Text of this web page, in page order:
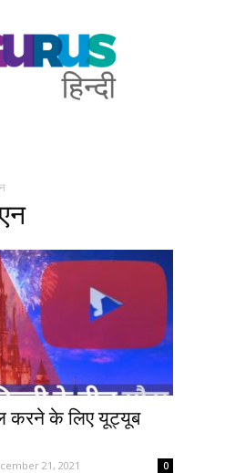
करने के लिए यूट्यूब
21, 2021 0